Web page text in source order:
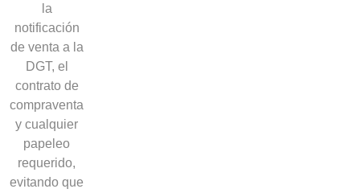
la
notificación
de venta a la
DGT, el
contrato de
compraventa
y cualquier
papeleo
requerido,
evitando que